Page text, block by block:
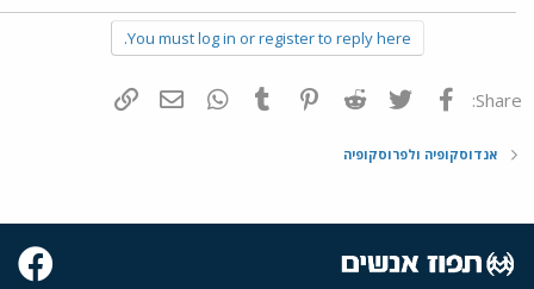
You must log in or register to reply here.
Share: פייסבוק Twitter
Reddit
Pinterest
Tumblr
WhatsAppדואר אלקטרוני
אנדוסקופיה ולפרוסקופיה